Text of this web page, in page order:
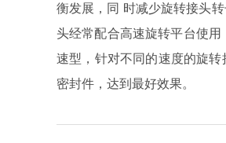
旋转
衡发展，同 时减少旋转接头
头经常配合高速旋转平台使用
速型，针对不同的速度的旋
密封件，达到最好效果。